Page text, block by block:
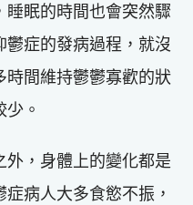
眠的時間也會突然驟
鬱症的發病過程，就沒
時間維持鬱鬱寡歡的狀
。
外，身體上的變化都是
病人大多食慾不振，